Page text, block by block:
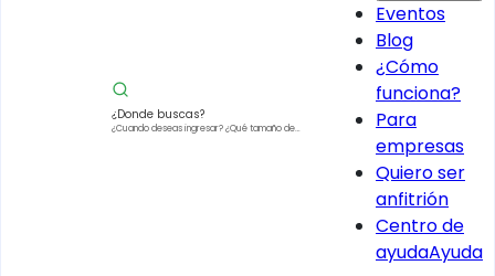
¿Donde buscas?
¿Cuando deseas ingresar?¿Qué tamaño de
Eventos
Blog
¿Cómo
funciona?
Para
empresas
Quiero ser
anfitrión
Centro de
ayudaAyuda